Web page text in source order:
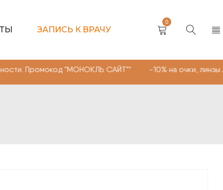
ЗАПИСЬ К ВРАЧУ
0
САЙТ"" -10% на очки, линзы